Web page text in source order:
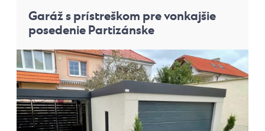
Garáž s prístreškom pre vonkajšie
posedenie Partizánske